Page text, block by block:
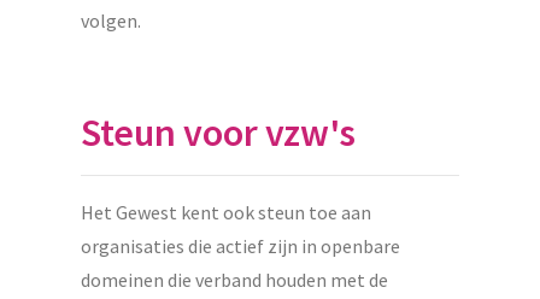
volgen.
Steun voor vzw's
Het Gewest kent ook steun toe aan
organisaties die actief zijn in openbare
domeinen die verband houden met de